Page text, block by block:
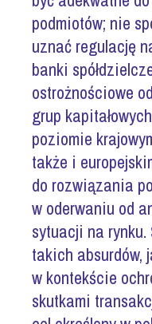
podmiotów; nie
uznać regulację
banki
ostrożnościowe
grup
poziomie
także i
do rozwiązania
w oderwaniu od
sytuacji na
takich absurdów,
w kontekście
skutkami